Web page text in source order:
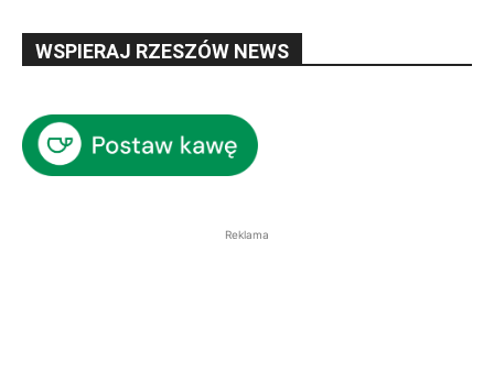
WSPIERAJ RZESZÓW NEWS
Reklama